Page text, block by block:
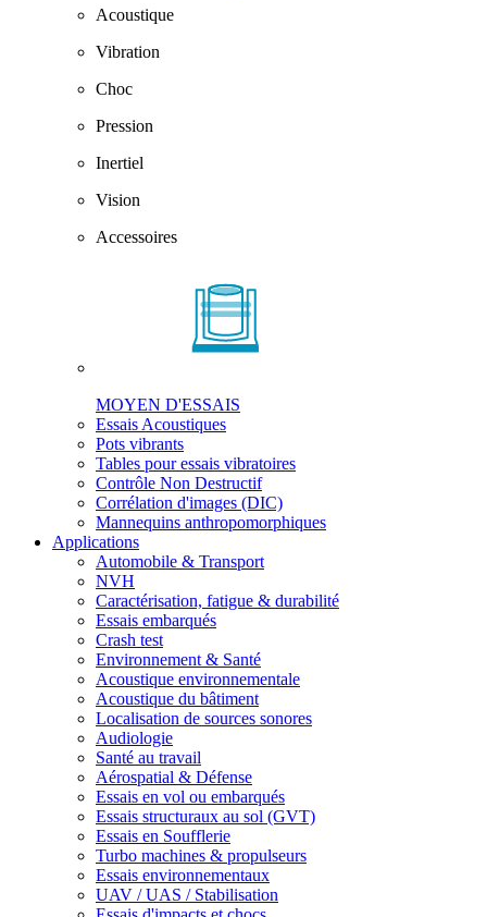
Acoustique
Vibration
Choc
Pression
Inertiel
Vision
Accessoires
MOYEN D'ESSAIS
Essais Acoustiques
Pots vibrants
Tables pour essais vibratoires
Contrôle Non Destructif
Corrélation d'images (DIC)
Mannequins anthropomorphiques
Applications
Automobile & Transport
NVH
Caractérisation, fatigue & durabilité
Essais embarqués
Crash test
Environnement & Santé
Acoustique environnementale
Acoustique du bâtiment
Localisation de sources sonores
Audiologie
Santé au travail
Aérospatial & Défense
Essais en vol ou embarqués
Essais structuraux au sol (GVT)
Essais en Soufflerie
Turbo machines & propulseurs
Essais environnementaux
UAV / UAS / Stabilisation